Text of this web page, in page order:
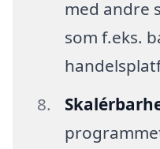
med andre
som f.eks.